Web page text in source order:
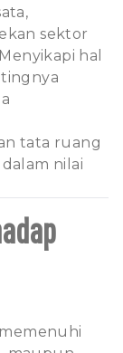
sektor
hal
tata ruang
nilai